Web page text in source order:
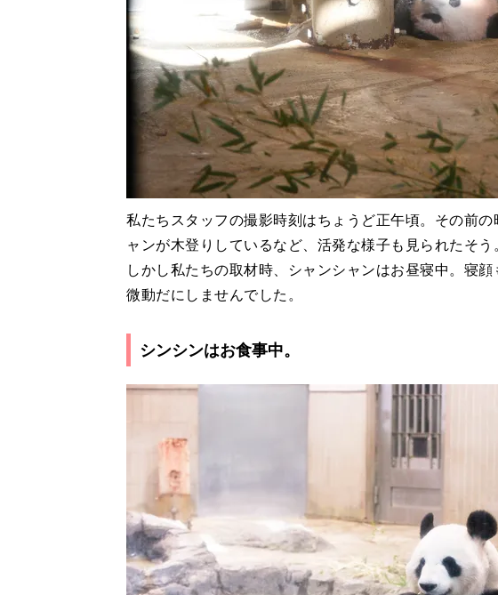
私たちスタッフの撮影時刻はちょうど正午頃。その前
ャンが木登りしているなど、活発な様子も見られたそう。
しかし私たちの取材時、シャンシャンはお昼寝中。寝
微動だにしませんでした。
シンシンはお食事中。